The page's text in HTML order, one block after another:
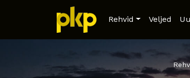
Rehvid Veljed